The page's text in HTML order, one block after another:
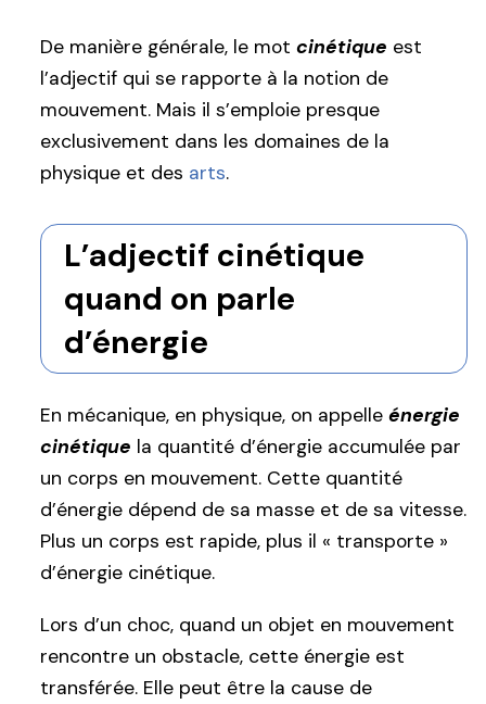
De manière générale, le mot cinétique est
l’adjectif qui se rapporte à la notion de
mouvement. Mais il s’emploie presque
exclusivement dans les domaines de la
physique et des arts.
L’adjectif cinétique
quand on parle
d’énergie
En mécanique, en physique, on appelle énergie
cinétique la quantité d’énergie accumulée par
un corps en mouvement. Cette quantité
d’énergie dépend de sa masse et de sa vitesse.
Plus un corps est rapide, plus il « transporte »
d’énergie cinétique.
Lors d’un choc, quand un objet en mouvement
rencontre un obstacle, cette énergie est
transférée. Elle peut être la cause de